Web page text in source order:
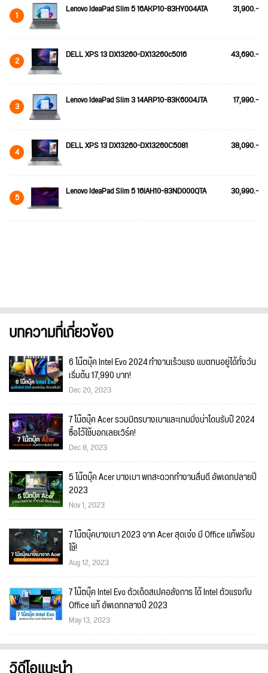
1 Lenovo IdeaPad Slim 5 16AKP10-83HY004ATA 31,900.-
2 DELL XPS 13 DX13260-DX13260c5016 43,690.-
3 Lenovo IdeaPad Slim 3 14ARP10-83K6004JTA 17,990.-
4 DELL XPS 13 DX13260-DX13260C5081 38,090.-
5 Lenovo IdeaPad Slim 5 16IAH10-83ND000QTA 30,990.-
บทความที่เกี่ยวข้อง
6 โน๊ตบุ๊ค Intel Evo 2024 ทำงานเร็วแรง แบตทนอยู่ได้ทั้งวัน
เริ่มต้น 17,990 บาท!
Dec 20, 2023
7 โน๊ตบุ๊ค Acer รวมมิตรบางเบาและเกมมิ่งน่าโดนรับปี 2024
ซื้อไว้ใช้บอกเลยเวิร์ค!
Dec 8, 2023
5 โน๊ตบุ๊ค Acer บางเบา พกสะดวกทำงานลื่นดี อัพเดทปลายปี
2023
Nov 1, 2023
7 โน๊ตบุ๊คบางเบา 2023 จาก Acer สุดเจ๋ง มี Office แท้พร้อม
ใช้!
Aug 12, 2023
7 โน๊ตบุ๊ค Intel Evo ตัวเด็ดสเปคอลังการ ได้ Intel ตัวแรงกับ
Office แท้ อัพเดทกลางปี 2023
May 13, 2023